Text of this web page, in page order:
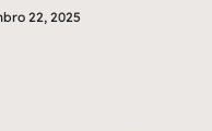
22, 2025